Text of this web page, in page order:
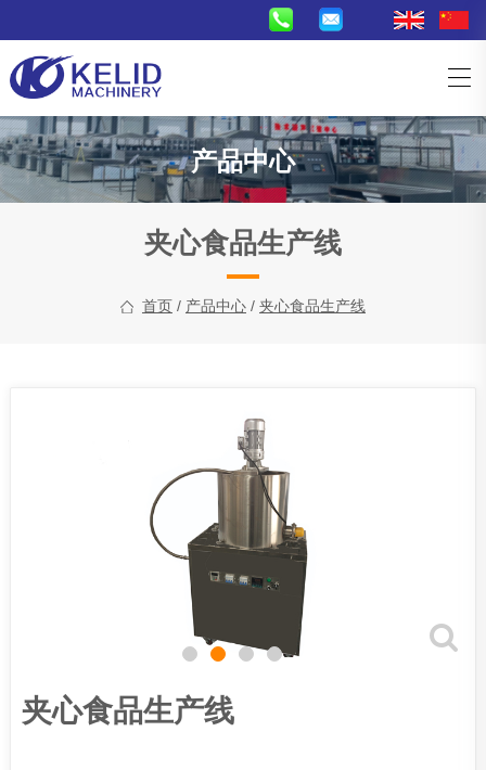
产品中心
夹心食品生产线
首页/ 产品中心/ 夹心食品生产线
夹心食品生产线